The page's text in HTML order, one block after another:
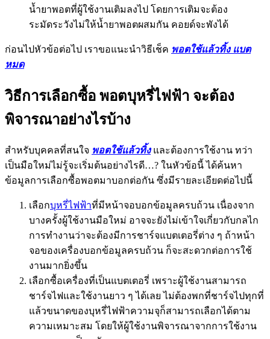
น้ำยาพอตที่ผู้ใช้งานเติมลงไป โดยการเติมจะต้อง
ระมัดระวังไม่ให้น้ำยาพอตผสมกัน คอยด์จะพังได้
ก่อนไปหัวข้อต่อไป เราขอแนะนำวิธีเช็ค พอตใช้แล้วทิ้ง แบต
หมด
วิธีการเลือกซื้อ พอตบุหรี่ไฟฟ้า จะต้อง
พิจารณาอย่างไรบ้าง
สำหรับบุคคลที่สนใจ พอตใช้แล้วทิ้ง และต้องการใช้งาน ทว่า
เป็นมือใหม่ไม่รู้จะเริ่มต้นอย่างไรดี…? ในหัวข้อนี้ ได้ค้นหา
ข้อมูลการเลือกซื้อพอตมาบอกต่อกัน ซึ่งมีรายละเอียดต่อไปนี้
เลือกบุหรี่ไฟฟ้าที่มีหน้าจอบอกข้อมูลครบถ้วน เนื่องจาก
บางครั้งผู้ใช้งานมือใหม่ อาจจะยังไม่เข้าใจเกี่ยวกับกลไก
การทำงานว่าจะต้องมีการชาร์จแบตเตอรี่ต่าง ๆ ถ้าหน้า
จอของเครื่องบอกข้อมูลครบถ้วน ก็จะสะดวกต่อการใช้
งานมากยิ่งขึ้น
เลือกซื้อเครื่องที่เป็นแบตเตอรี่ เพราะผู้ใช้งานสามารถ
ชาร์จไฟและใช้งานยาว ๆ ได้เลย ไม่ต้องพกที่ชาร์จไปทุกที่
แล้วขนาดของบุหรี่ไฟฟ้าความจุก็สามารถเลือกได้ตาม
ความเหมาะสม โดยให้ผู้ใช้งานพิจารณาจากการใช้งาน